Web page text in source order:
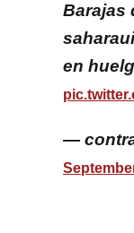
Barajas
en
—